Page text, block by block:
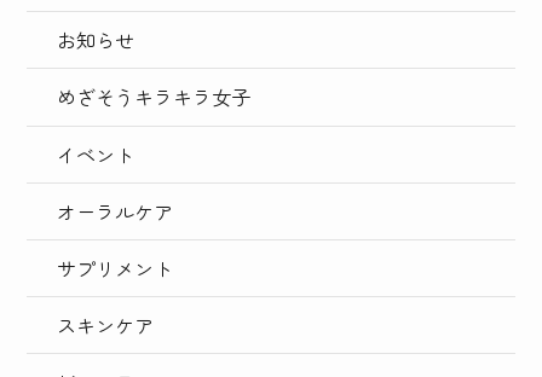
お知らせ
めざそうキラキラ女子
イベント
オーラルケア
サプリメント
スキンケア